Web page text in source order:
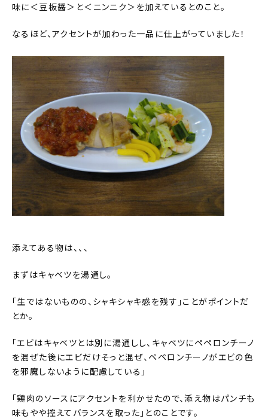
味に＜豆板醤＞と＜ニンニク＞を加えているとのこと。
なるほど、アクセントが加わった一品に仕上がっていました！
添えてある物は、、、
まずはキャベツを湯通し。
「生ではないものの、シャキシャキ感を残す」ことがポイントだ
とか。
「エビはキャベツとは別に湯通しし、キャベツにペペロンチーノ
を混ぜた後にエビだけそっと混ぜ、ペペロンチーノがエビの色
を邪魔しないように配慮している」
「鶏肉のソースにアクセントを利かせたので、添え物はパンチも
味もやや控えてバランスを取った」とのことです。